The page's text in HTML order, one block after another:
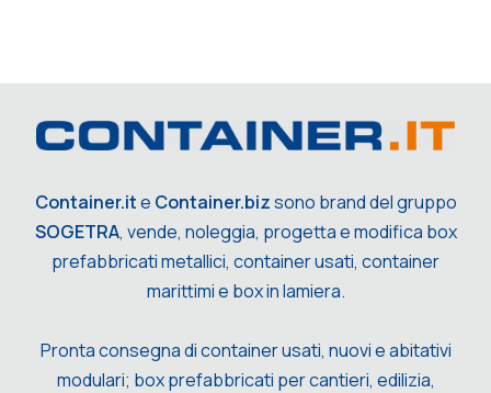
Container.ite Container.bizsono brand del gruppo
SOGETRA, vende, noleggia, progetta e modifica box
prefabbricati metallici, container usati, container
marittimi e box in lamiera.
Pronta consegna di container usati, nuovi e abitativi
modulari; box prefabbricati per cantieri, edilizia,